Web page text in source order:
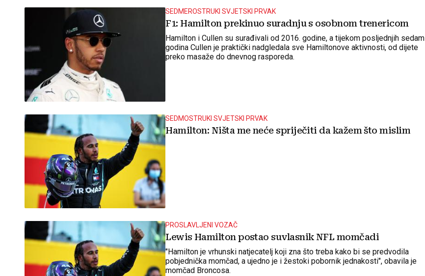
SEDMEROSTRUKI SVJETSKI PRVAK
F1: Hamilton prekinuo suradnju s osobnom trenericom
Hamilton i Cullen su surađivali od 2016. godine, a tijekom posljednjih sedam
godina Cullen je praktički nadgledala sve Hamiltonove aktivnosti, od dijete
preko masaže do dnevnog rasporeda.
SEDMOSTRUKI SVJETSKI PRVAK
Hamilton: Ništa me neće spriječiti da kažem što mislim
PROSLAVLJENI VOZAČ
Lewis Hamilton postao suvlasnik NFL momčadi
"Hamilton je vrhunski natjecatelj koji zna što treba kako bi se predvodila
pobjednička momčad, a ujedno je i žestoki pobornik jednakosti", obavila je
momčad Broncosa.